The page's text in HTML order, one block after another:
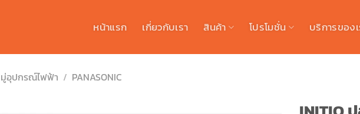
หน้าแรก เกี่ยวกับเรา สินค้า โปรโมชั่น บริการของ
อุปกรณ์ไฟฟ้า / PANASONIC